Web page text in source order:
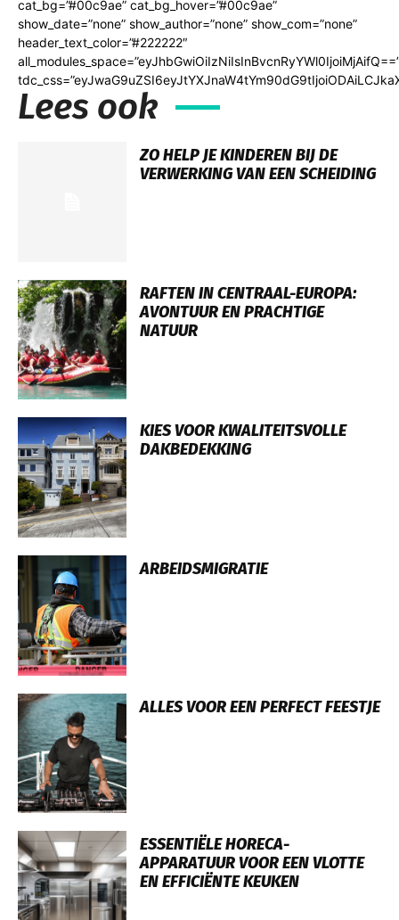
cat_bg=”#00c9ae” cat_bg_hover=”#00c9ae”
show_date=”none” show_author=”none” show_com=”none”
header_text_color=”#222222″
Lees ook
ZO HELP JE KINDEREN BIJ DE
VERWERKING VAN EEN SCHEIDING
RAFTEN IN CENTRAAL-EUROPA:
AVONTUUR EN PRACHTIGE
NATUUR
KIES VOOR KWALITEITSVOLLE
DAKBEDEKKING
ARBEIDSMIGRATIE
ALLES VOOR EEN PERFECT FEESTJE
ESSENTIËLE HORECA-
APPARATUUR VOOR EEN VLOTTE
EN EFFICIËNTE KEUKEN